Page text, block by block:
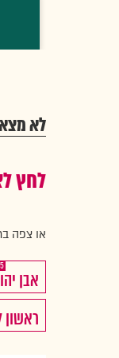
לא
לחץ
או צפה
חדרים
לפי
שעה
אבן
5
חדרים
לפי
ראשון